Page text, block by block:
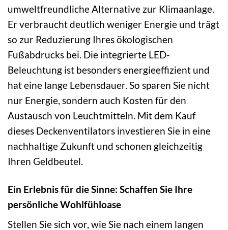
umweltfreundliche Alternative zur Klimaanlage.
Er verbraucht deutlich weniger Energie und trägt
so zur Reduzierung Ihres ökologischen
Fußabdrucks bei. Die integrierte LED-
Beleuchtung ist besonders energieeffizient und
hat eine lange Lebensdauer. So sparen Sie nicht
nur Energie, sondern auch Kosten für den
Austausch von Leuchtmitteln. Mit dem Kauf
dieses Deckenventilators investieren Sie in eine
nachhaltige Zukunft und schonen gleichzeitig
Ihren Geldbeutel.
Ein Erlebnis für die Sinne: Schaffen Sie Ihre
persönliche Wohlfühloase
Stellen Sie sich vor, wie Sie nach einem langen